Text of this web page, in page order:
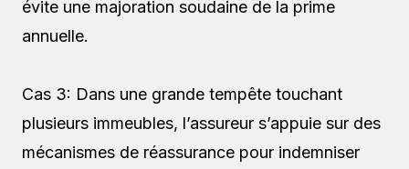
évite une majoration soudaine de la prime
annuelle.
Cas 3: Dans une grande tempête touchant
plusieurs immeubles, l’assureur s’appuie sur des
mécanismes de réassurance pour indemniser